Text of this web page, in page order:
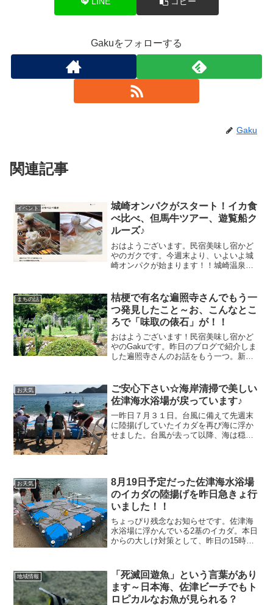
Gakuをフォローする
Gaku
関連記事
イベント
城崎オンパクがスタート！イカ食
べ比べ、但馬牛ツアー、遊覧船ク
ルーズ♪
おはようございます。民宿美味し宿かど
やのガクです。今週末より、いよいよ城
崎オンパクが始まります！！城崎温泉泊
崎温泉でばかり開催されているというわ
けではありません。豊...
まちの話
桔梗で有名な遍照寺さんでもう一
つ発見したこと～お、こんなとこ
ろで「味取の俵石」が！！
おはようございます！民宿美味し宿かど
やのGakuです。昨日のブログで紹介しま
した遍照寺さんのお話をもう一つ。新聞
した訓谷の黒松を使ったオブジェ「蓮
鉢」に続いてもう一...
お天気
ご安心下さい☆海岸清掃で美しい
佐津海水浴場が戻っています♪
一昨日７月３１日。台風に備えて先週末
に陸揚げしていたイカダを再び海に浮か
せました。台風が去って以降、海は穏や
お天気
8月19日予定だった佐津海水浴場
のイカダの陸揚げを昨日急きょ行
いました！！
ちょっぴり残念なお知らせです。佐津海
水浴場に浮かんでいる2基のイカダ。本日
からの大しけ対策として、昨日の15時に
まで予定していたイカダの設置とスーパ
ーマーブルの運営は昨日までとなりまし
た。ご了承下さい。
地域情報
「死滅回遊魚」という言葉があり
ます～日本海、佐津ビーチでもト
ロピカルなお魚が見られる？